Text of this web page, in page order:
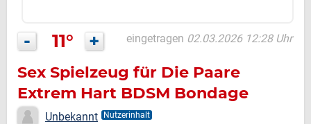
- 11° + eingetragen 02.03.2026 12:28 Uhr
Sex Spielzeug für Die Paare
Extrem Hart BDSM Bondage
Unbekannt Nutzerinhalt